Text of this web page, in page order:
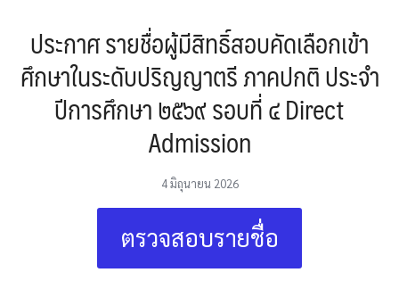
ประกาศ รายชื่อผู้มีสิทธิ์สอบคัดเลือกเข้า
ศึกษาในระดับปริญญาตรี ภาคปกติ ประจำ
ปีการศึกษา ๒๕๖๙ รอบที่ ๔ Direct
Admission
4 มิถุนายน 2026
ตรวจสอบรายชื่อ